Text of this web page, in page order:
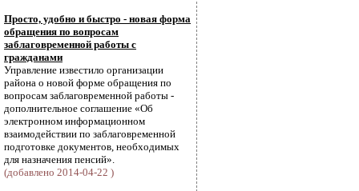
Просто, удобно и быстро - новая форма
обращения по вопросам
заблаговременной работы с
гражданами
Управление известило организации
района о новой форме обращения по
вопросам заблаговременной работы -
дополнительное соглашение «Об
электронном информационном
взаимодействии по заблаговременной
подготовке документов, необходимых
для назначения пенсий».
(добавлено 2014-04-22 )